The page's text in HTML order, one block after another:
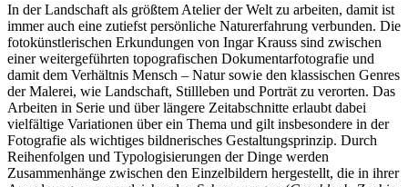
In der Landschaft als größtem Atelier der Welt zu arbeiten, damit ist
immer auch eine zutiefst persönliche Naturerfahrung verbunden. Die
fotokünstlerischen Erkundungen von Ingar Krauss sind zwischen
einer weitergeführten topografischen Dokumentarfotografie und
damit dem Verhältnis Mensch – Natur sowie den klassischen Genres
der Malerei, wie Landschaft, Stillleben und Porträt zu verorten. Das
Arbeiten in Serie und über längere Zeitabschnitte erlaubt dabei
vielfältige Variationen über ein Thema und gilt insbesondere in der
Fotografie als wichtiges bildnerisches Gestaltungsprinzip. Durch
Reihenfolgen und Typologisierungen der Dinge werden
Zusammenhänge zwischen den Einzelbildern hergestellt, die in ihrer